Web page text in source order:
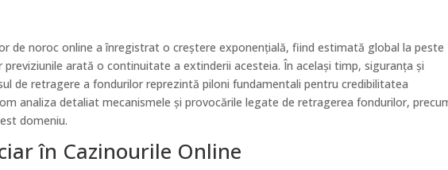
de noroc online a înregistrat o creștere exponențială, fiind estimată global la peste
previziunile arată o continuitate a extinderii acesteia. În același timp, siguranța și
de retragere a fondurilor reprezintă piloni fundamentali pentru credibilitatea
analiza detaliat mecanismele și provocările legate de retragerea fondurilor,
domeniu.
în Cazinourile Online